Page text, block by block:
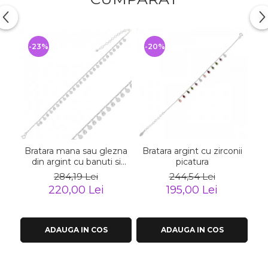
Bratara mana sau glezna
din argint cu banuti si
zirconii
284,19 Lei
220,00 Lei
-23%
ADAUGA IN COS
Bratara argint cu zirconii
picatura
244,54 Lei
195,00 Lei
-20%
ADAUGA IN COS